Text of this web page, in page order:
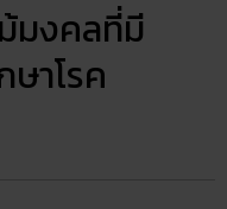
มงคลที่มี
าโรค